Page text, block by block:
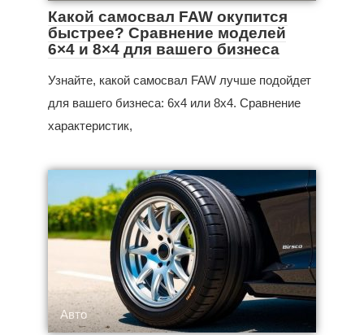
Какой самосвал FAW окупится
быстрее? Сравнение моделей
6×4 и 8×4 для вашего бизнеса
Узнайте, какой самосвал FAW лучше подойдет
для вашего бизнеса: 6x4 или 8x4. Сравнение
характеристик,
Авто